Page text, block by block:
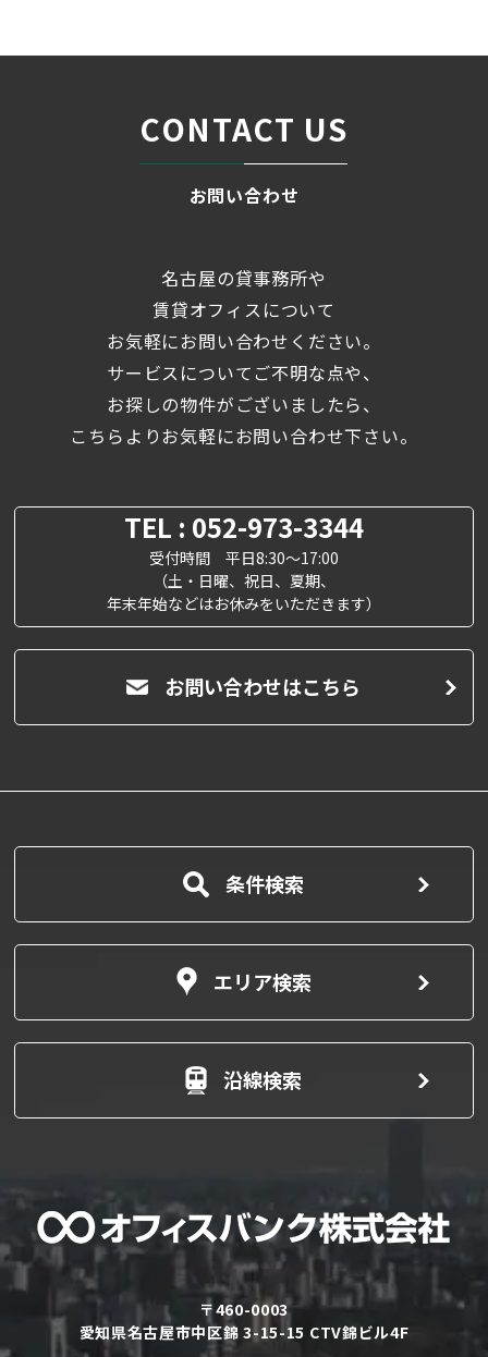
CONTACT US
お問い合わせ
名古屋の貸事務所や
賃貸オフィスについて
お気軽にお問い合わせください。
サービスについてご不明な点や、
お探しの物件がございましたら、
こちらよりお気軽にお問い合わせ下さい。
TEL : 052-973-3344
受付時間 平日8:30～17:00
（土・日曜、祝日、夏期、
年末年始などはお休みをいただきます）
お問い合わせはこちら
条件検索
エリア検索
沿線検索
〒460-0003
愛知県名古屋市中区錦 3-15-15 CTV錦ビル4F